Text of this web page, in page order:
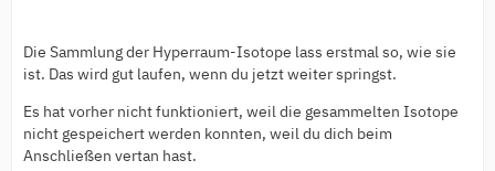
Die Sammlung der Hyperraum-Isotope lass erstmal so, wie sie
ist. Das wird gut laufen, wenn du jetzt weiter springst.
Es hat vorher nicht funktioniert, weil die gesammelten Isotope
nicht gespeichert werden konnten, weil du dich beim
Anschließen vertan hast.